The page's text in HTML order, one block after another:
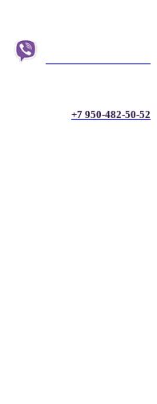
+7 950-482-50-52